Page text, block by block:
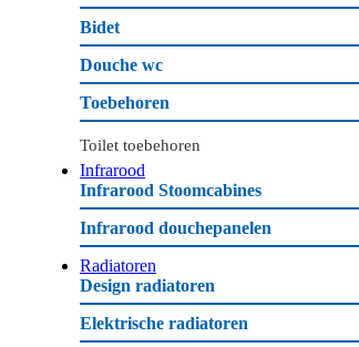
Bidet
Douche wc
Toebehoren
Toilet toebehoren
Infrarood
Infrarood Stoomcabines
Infrarood douchepanelen
Radiatoren
Design radiatoren
Elektrische radiatoren